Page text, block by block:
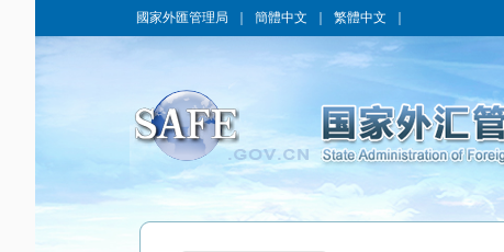
國家外匯管理局 簡體中文 繁體中文